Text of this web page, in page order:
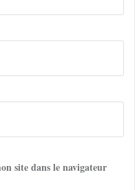
site dans le navigateur